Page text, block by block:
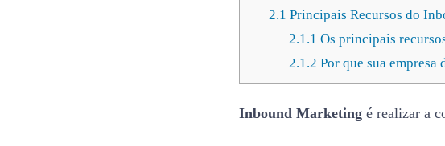
2.1 Principais Recursos do
2.1.1 Os principais
2.1.2 Por que sua
Inbound Marketing é realizar a